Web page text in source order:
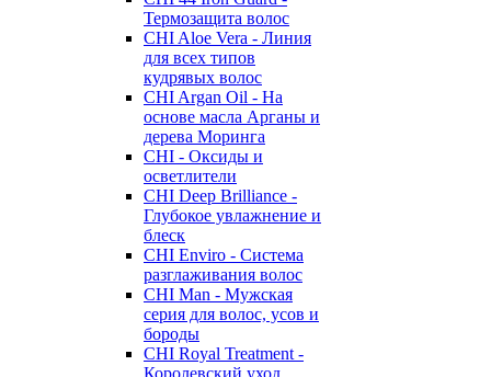
Термозащита волос
CHI Aloe Vera - Линия
для всех типов
кудрявых волос
CHI Argan Oil - На
основе масла Арганы и
дерева Моринга
CHI - Оксиды и
осветлители
CHI Deep Brilliance -
Глубокое увлажнение и
блеск
CHI Enviro - Система
разглаживания волос
CHI Man - Мужская
серия для волос, усов и
бороды
CHI Royal Treatment -
Королевский уход